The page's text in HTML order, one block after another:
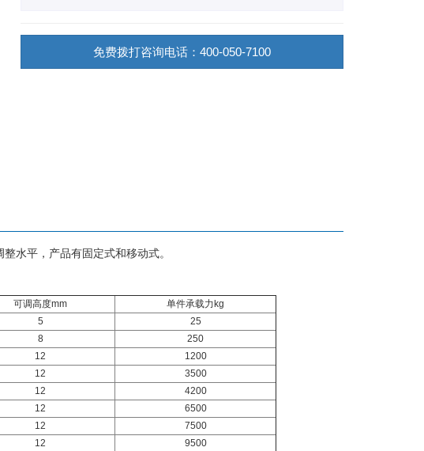
免费拨打咨询电话：400-050-7100
水平，产品有固定式和移动式。
可调高度mm
单件承载力kg
5
25
8
250
12
1200
12
3500
12
4200
12
6500
12
7500
12 9500